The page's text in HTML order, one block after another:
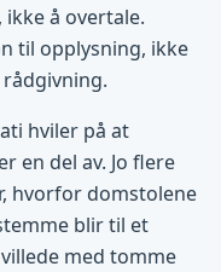
å overtale.
til opplysning, ikke
hviler på at
en del av. Jo flere
hvorfor domstolene
blir til et
med tomme